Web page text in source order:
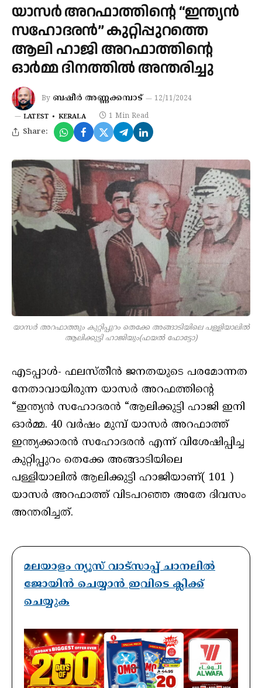
യാസർ അറഫാത്തിന്റെ “ഇന്ത്യൻ
സഹോദരൻ” കുറ്റിപ്പുറത്തെ
ആലി ഹാജി അറഫാത്തിന്റെ
ഓർമ്മ ദിനത്തിൽ അന്തരിച്ചു
By ബഷീർ അണ്ണക്കമ്പാട് 12/11/2024
LATEST KERALA 1 Min Read
Share:
യാസർ അറഫാത്തും കുറ്റിപ്പുറം തെക്കേ അങ്ങാടിയിലെ പള്ളിയാലിൽ
ആലിക്കുട്ടി ഹാജിയും(ഫയൽ ഫോട്ടോ)
എടപ്പാൾ- ഫലസ്തീൻ ജനതയുടെ പരമോന്നത
നേതാവായിരുന്ന യാസർ അറഫത്തിന്റെ
“ഇന്ത്യൻ സഹോദരൻ “ആലിക്കുട്ടി ഹാജി ഇനി
ഓർമ്മ. 40 വർഷം മുമ്പ് യാസർ അറഫാത്ത്
ഇന്ത്യക്കാരൻ സഹോദരൻ എന്ന് വിശേഷിപ്പിച്ച
കുറ്റിപ്പുറം തെക്കേ അങ്ങാടിയിലെ
പള്ളിയാലിൽ ആലിക്കുട്ടി ഹാജിയാണ്( 101 )
യാസർ അറഫാത്ത് വിടപറഞ്ഞ അതേ ദിവസം
അന്തരിച്ചത്.
മലയാളം ന്യൂസ് വാട്സാപ്പ് ചാനലിൽ
ജോയിൻ ചെയ്യാൻ ഇവിടെ ക്ലിക്ക്
ചെയ്യുക